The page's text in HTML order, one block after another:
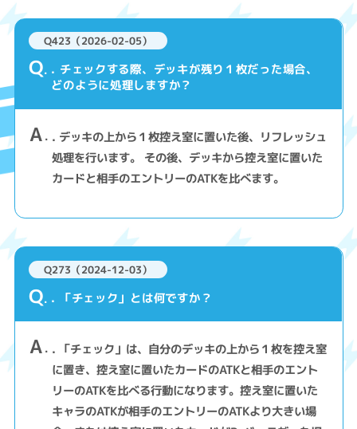
Q423（2026-02-05）
Q . チェックする際、デッキが残り１枚だった場合、
どのように処理しますか？
A . デッキの上から１枚控え室に置いた後、リフレッシュ
処理を行います。 その後、デッキから控え室に置いた
カードと相手のエントリーのATKを比べます。
Q273（2024-12-03）
Q . 「チェック」とは何ですか？
A . 「チェック」は、自分のデッキの上から１枚を控え室
に置き、控え室に置いたカードのATKと相手のエント
リーのATKを比べる行動になります。控え室に置いた
キャラのATKが相手のエントリーのATKより大きい場